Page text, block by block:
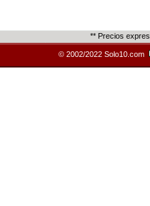
** Precios
© 2002/2022 Solo10.com